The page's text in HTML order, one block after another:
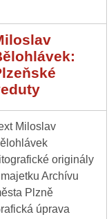
Miloslav
originály
Archívu
Plzně
úprava